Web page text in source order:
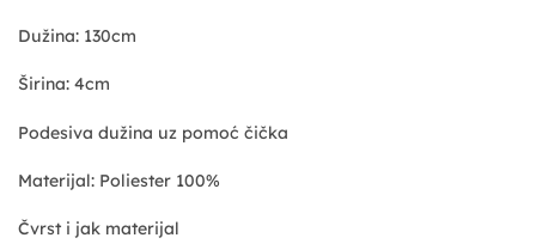
Dužina: 130cm
Širina: 4cm
Podesiva dužina uz pomoć čička
Materijal: Poliester 100%
Čvrst i jak materijal